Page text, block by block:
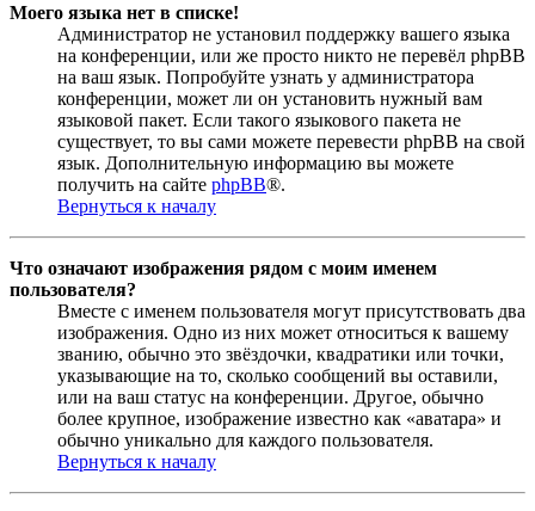
Моего языка нет в списке!
Администратор не установил поддержку вашего языка
на конференции, или же просто никто не перевёл phpBB
на ваш язык. Попробуйте узнать у администратора
конференции, может ли он установить нужный вам
языковой пакет. Если такого языкового пакета не
существует, то вы сами можете перевести phpBB на свой
язык. Дополнительную информацию вы можете
получить на сайте phpBB®.
Вернуться к началу
Что означают изображения рядом с моим именем
пользователя?
Вместе с именем пользователя могут присутствовать два
изображения. Одно из них может относиться к вашему
званию, обычно это звёздочки, квадратики или точки,
указывающие на то, сколько сообщений вы оставили,
или на ваш статус на конференции. Другое, обычно
более крупное, изображение известно как «аватара» и
обычно уникально для каждого пользователя.
Вернуться к началу